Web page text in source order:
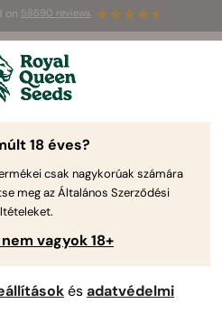
on 58690 reviews
: până la 50% reducere
⏤
18 éves?
csak nagykorúak számára
meg az Általános Szerződési
vagyok 18+
ésadatvédelmi